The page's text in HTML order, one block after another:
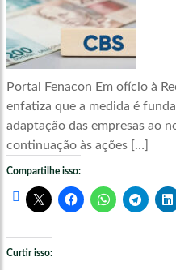
Portal Fenacon Em ofício à
enfatiza que a medida é
adaptação das empresas ao
continuação às ações […]
Compartilhe isso:
Curtir isso: